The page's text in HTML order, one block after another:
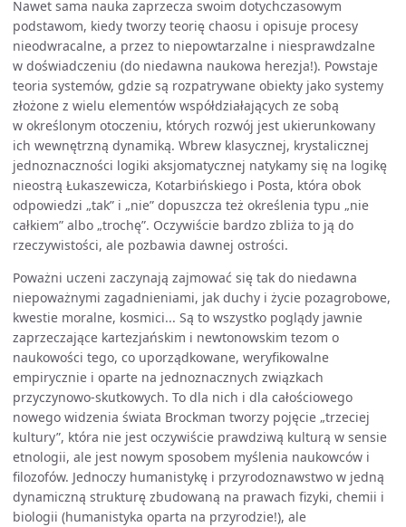
Nawet sama nauka zaprzecza swoim dotychczasowym
podstawom, kiedy tworzy teorię chaosu i opisuje procesy
nieodwracalne, a przez to niepowtarzalne i niesprawdzalne
w doświadczeniu (do niedawna naukowa herezja!). Powstaje
teoria systemów, gdzie są rozpatrywane obiekty jako systemy
złożone z wielu elementów współdziałających ze sobą
w określonym otoczeniu, których rozwój jest ukierunkowany
ich wewnętrzną dynamiką. Wbrew klasycznej, krystalicznej
jednoznaczności logiki aksjomatycznej natykamy się na logikę
nieostrą Łukaszewicza, Kotarbińskiego i Posta, która obok
odpowiedzi „tak” i „nie” dopuszcza też określenia typu „nie
całkiem” albo „trochę”. Oczywiście bardzo zbliża to ją do
rzeczywistości, ale pozbawia dawnej ostrości.
Poważni uczeni zaczynają zajmować się tak do niedawna
niepoważnymi zagadnieniami, jak duchy i życie pozagrobowe,
kwestie moralne, kosmici... Są to wszystko poglądy jawnie
zaprzeczające kartezjańskim i newtonowskim tezom o
naukowości tego, co uporządkowane, weryfikowalne
empirycznie i oparte na jednoznacznych związkach
przyczynowo-skutkowych. To dla nich i dla całościowego
nowego widzenia świata Brockman tworzy pojęcie „trzeciej
kultury”, która nie jest oczywiście prawdziwą kulturą w sensie
etnologii, ale jest nowym sposobem myślenia naukowców i
filozofów. Jednoczy humanistykę i przyrodoznawstwo w jedną
dynamiczną strukturę zbudowaną na prawach fizyki, chemii i
biologii (humanistyka oparta na przyrodzie!), ale